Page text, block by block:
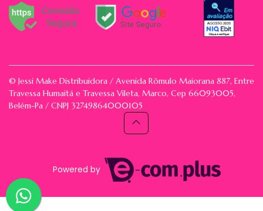
© Jessi Make Distribuidora / Avenida Rômulo Maiorana 887, Entre
Travessa Humaitá e Travessa Vileta, Marco, Cep 66093005,
Belém-Pa / CNPJ 32749864000105
Powered by